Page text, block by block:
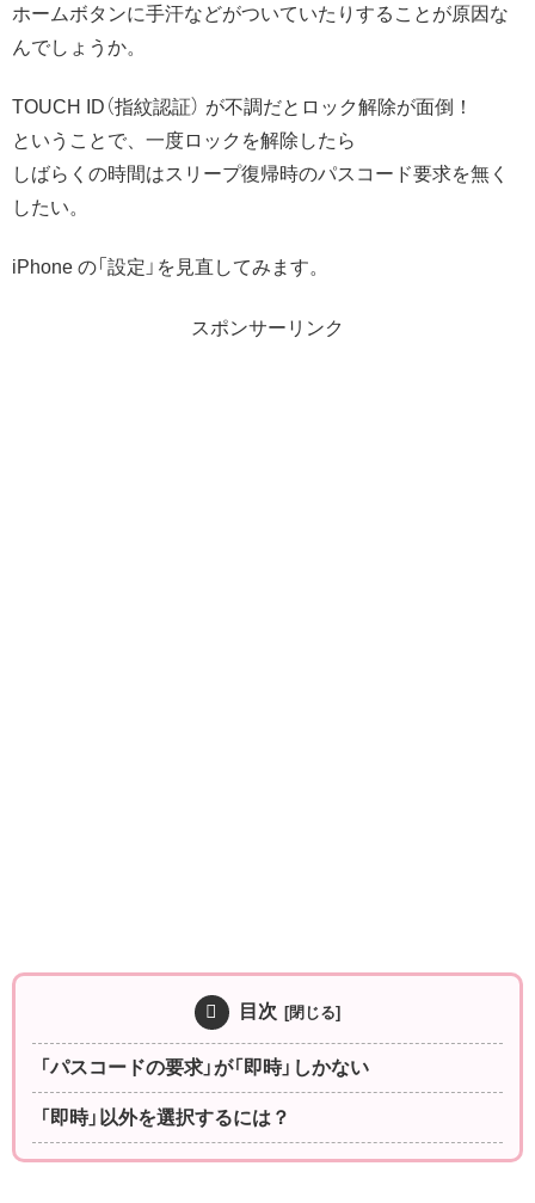
ホームボタンに手汗などがついていたりすることが原因な
んでしょうか。
TOUCH ID（指紋認証） が不調だとロック解除が面倒！
ということで、一度ロックを解除したら
しばらくの時間はスリープ復帰時のパスコード要求を無く
したい。
iPhone の「設定」を見直してみます。
スポンサーリンク
目次
「パスコードの要求」が「即時」しかない
「即時」以外を選択するには？